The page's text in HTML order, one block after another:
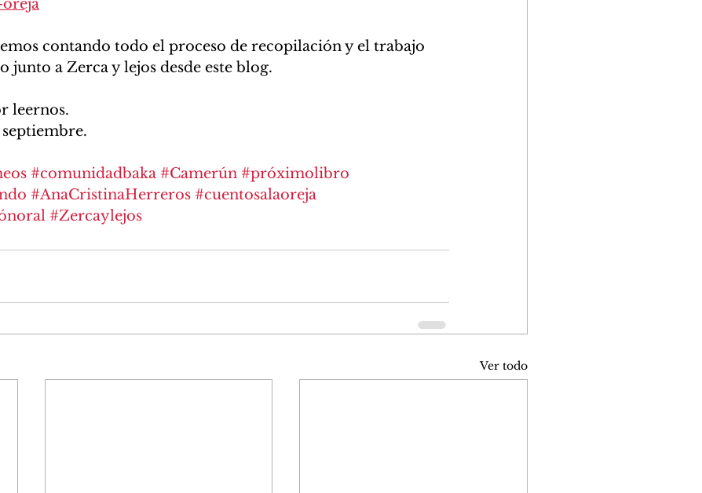
contando todo el proceso de recopilación y el trabajo
junto a Zerca y lejos desde este blog.
leernos.
#comunidadbaka #Camerún #próximolibro
#AnaCristinaHerreros #cuentosalaoreja
#Zercaylejos
Ver todo